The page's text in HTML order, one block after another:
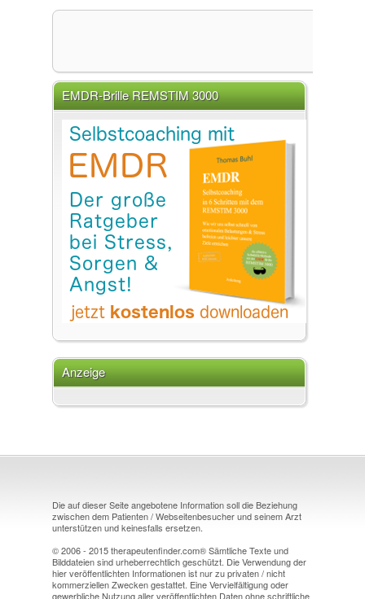
EMDR-Brille REMSTIM 3000
Anzeige
Die auf dieser Seite angebotene Information soll die Beziehung
zwischen dem Patienten / Webseitenbesucher und seinem Arzt
unterstützen und keinesfalls ersetzen.
© 2006 - 2015 therapeutenfinder.com® Sämtliche Texte und
Bilddateien sind urheberrechtlich geschützt. Die Verwendung der
hier veröffentlichten Informationen ist nur zu privaten / nicht
kommerziellen Zwecken gestattet. Eine Vervielfältigung oder
gewerbliche Nutzung aller veröffentlichten Daten ohne schriftliche